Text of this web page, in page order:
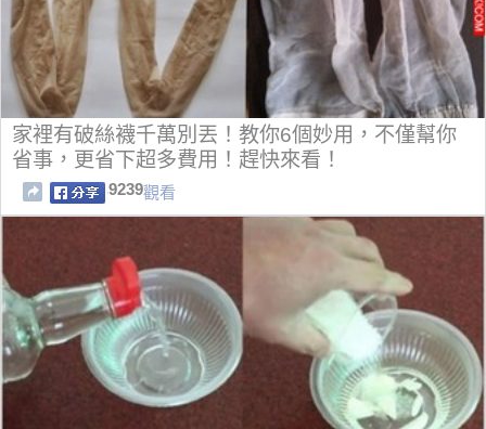
家裡有破絲襪千萬別丟！教你6個妙用，不僅幫你
省事，更省下超多費用！趕快來看！
9239觀看